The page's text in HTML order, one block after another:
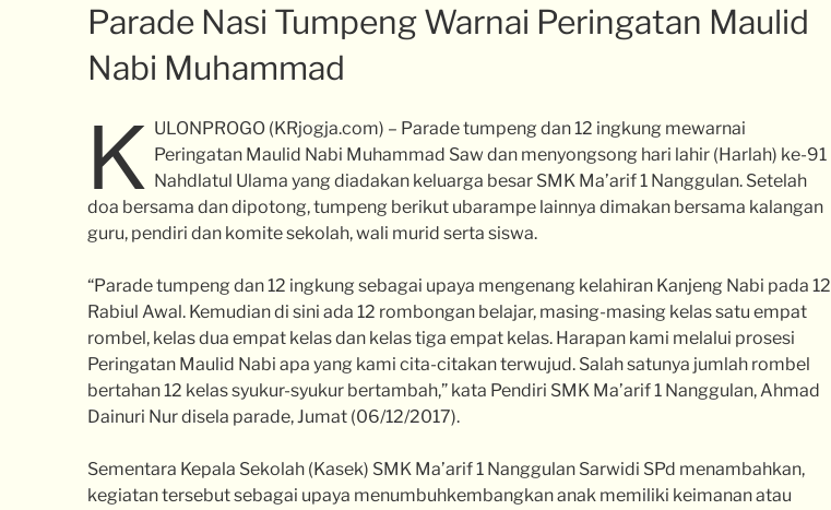
Parade Nasi Tumpeng Warnai Peringatan Maulid
Nabi Muhammad
K ULONPROGO (KRjogja.com) – Parade tumpeng dan 12 ingkung mewarnai
Peringatan Maulid Nabi Muhammad Saw dan menyongsong hari lahir (Harlah) ke-91
Nahdlatul Ulama yang diadakan keluarga besar SMK Ma’arif 1 Nanggulan. Setelah
doa bersama dan dipotong, tumpeng berikut ubarampe lainnya dimakan bersama kalangan
guru, pendiri dan komite sekolah, wali murid serta siswa.
“Parade tumpeng dan 12 ingkung sebagai upaya mengenang kelahiran Kanjeng Nabi pada 12
Rabiul Awal. Kemudian di sini ada 12 rombongan belajar, masing-masing kelas satu empat
rombel, kelas dua empat kelas dan kelas tiga empat kelas. Harapan kami melalui prosesi
Peringatan Maulid Nabi apa yang kami cita-citakan terwujud. Salah satunya jumlah rombel
bertahan 12 kelas syukur-syukur bertambah,” kata Pendiri SMK Ma’arif 1 Nanggulan, Ahmad
Dainuri Nur disela parade, Jumat (06/12/2017).
Sementara Kepala Sekolah (Kasek) SMK Ma’arif 1 Nanggulan Sarwidi SPd menambahkan,
kegiatan tersebut sebagai upaya menumbuhkembangkan anak memiliki keimanan atau